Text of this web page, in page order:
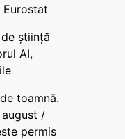
știință
AI,
toamnă.
august /
permis